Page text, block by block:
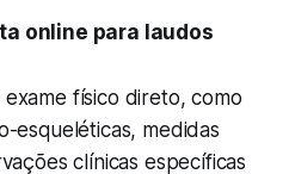
online para laudos
exame físico direto, como
esqueléticas, medidas
clínicas específicas